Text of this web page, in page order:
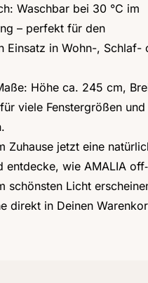
Waschbar bei 30 °C im
– perfekt für den
Einsatz in Wohn-, Schlaf-
Höhe ca. 245 cm,
viele Fenstergrößen
Zuhause jetzt eine
entdecke, wie AMALIA
schönsten Licht
direkt in Deinen